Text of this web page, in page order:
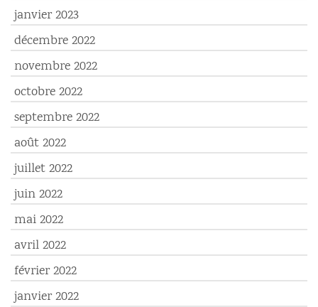
janvier 2023
décembre 2022
novembre 2022
octobre 2022
septembre 2022
août 2022
juillet 2022
juin 2022
mai 2022
avril 2022
février 2022
janvier 2022